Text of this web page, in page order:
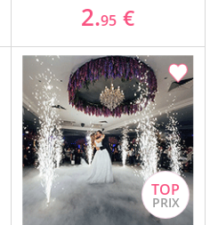
2.95 €